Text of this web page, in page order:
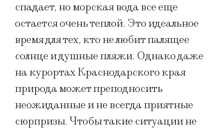
спадает, но морская вода все еще
остается очень теплой. Это идеальное
время для тех, кто не любит палящее
солнце и душные пляжи. Однако даже
на курортах Краснодарского края
природа может преподносить
неожиданные и не всегда приятные
сюрпризы. Чтобы такие ситуации не